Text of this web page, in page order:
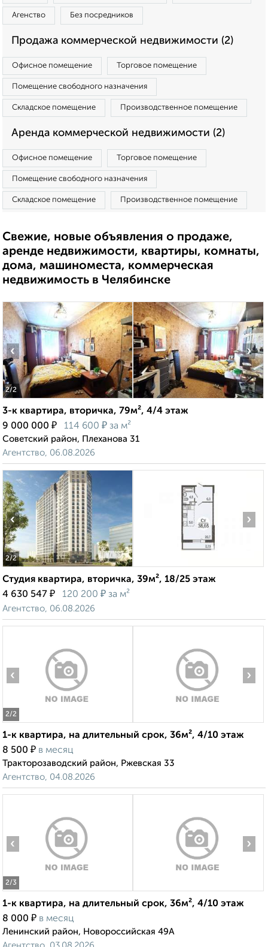
Агенство Без посредников
Продажа коммерческой недвижимости (2)
Офисное помещение Торговое помещение
Помещение свободного назначения
Складское помещение Производственное помещение
Аренда коммерческой недвижимости (2)
Офисное помещение Торговое помещение
Помещение свободного назначения
Складское помещение Производственное помещение
Свежие, новые объявления о продаже,
аренде недвижимости, квартиры, комнаты,
дома, машиноместа, коммерческая
недвижимость в Челябинске
2/2
‹ ›
3-к квартира, вторичка, 79м², 4/4 этаж
9 000 000 ₽ 114 600 ₽ за м²
Советский район, Плеханова 31
Агентство, 06.08.2026
2/2
‹ ›
Студия квартира, вторичка, 39м², 18/25 этаж
4 630 547 ₽ 120 200 ₽ за м²
Агентство, 06.08.2026
2/2
‹ ›
1-к квартира, на длительный срок, 36м², 4/10 этаж
8 500 ₽ в месяц
Тракторозаводский район, Ржевская 33
Агентство, 04.08.2026
2/3
‹ ›
1-к квартира, на длительный срок, 36м², 4/10 этаж
8 000 ₽ в месяц
Ленинский район, Новороссийская 49А